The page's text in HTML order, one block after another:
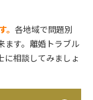
。各地域で問題別
ます。離婚トラブル
に相談してみましょ